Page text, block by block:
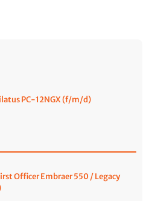
PC-12NGX (f/m/d)
Officer Embraer 550 / Legacy